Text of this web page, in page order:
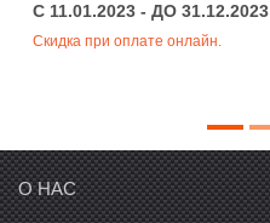
C 11.01.2023 - ДО 31.12.2023
Скидка при оплате онлайн.
О НАС